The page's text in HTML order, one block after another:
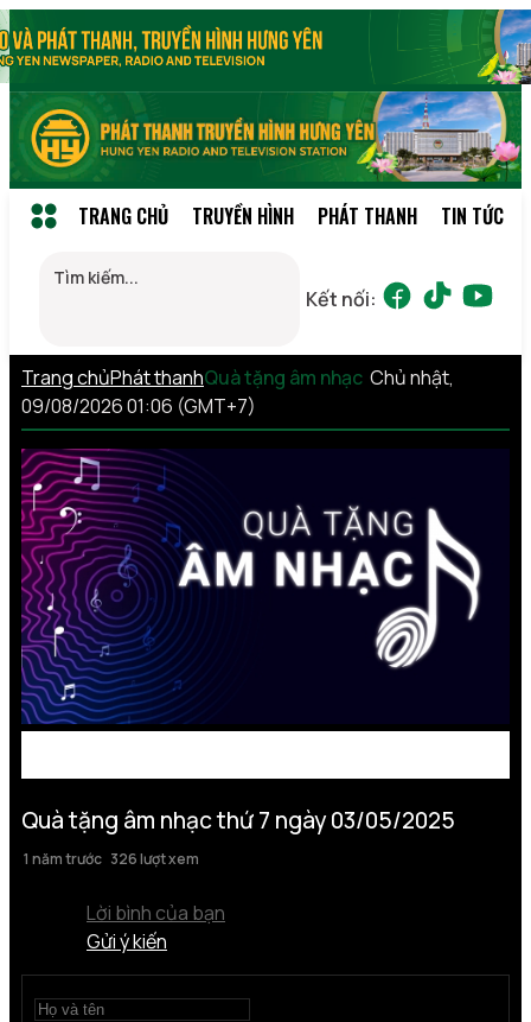
TRANG CHỦ TRUYỀN HÌNH PHÁT THANH TIN TỨC
Kết nối:
Trang chủPhát thanhQuà tặng âm nhạc Chủ nhật,
09/08/2026 01:06 (GMT+7)
Quà tặng âm nhạc thứ 7 ngày 03/05/2025
1 năm trước 326 lượt xem
Lời bình của bạn
Gửi ý kiến